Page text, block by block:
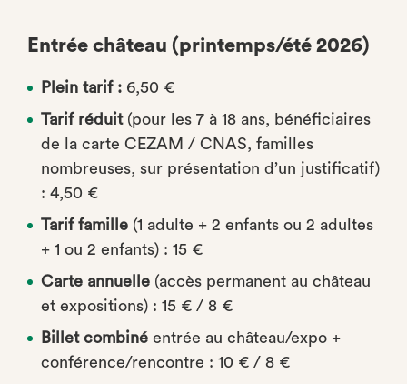
Entrée château (printemps/été 2026)
Plein tarif : 6,50 €
Tarif réduit(pour les 7 à 18 ans, bénéficiaires
de la carte CEZAM / CNAS, familles
nombreuses, sur présentation d’un justificatif)
: 4,50 €
Tarif famille (1 adulte + 2 enfants ou 2 adultes
+ 1 ou 2 enfants) : 15 €
Carte annuelle (accès permanent au château
et expositions) : 15 € / 8 €
Billet combiné entrée au château/expo +
conférence/rencontre : 10 € / 8 €